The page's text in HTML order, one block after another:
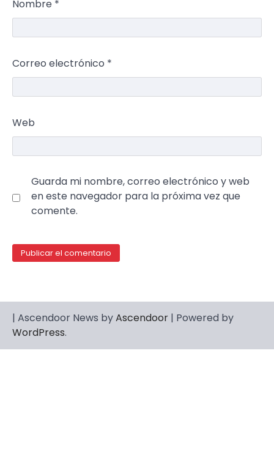
Nombre *
Correo electrónico *
Web
Guarda mi nombre, correo electrónico y web
en este navegador para la próxima vez que
comente.
| Ascendoor News byAscendoor | Powered by
WordPress.